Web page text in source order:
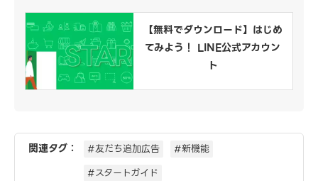
【無料でダウンロード】はじめ
てみよう！ LINE公式アカウン
ト
関連タグ： #友だち追加広告
#新機能
#スタートガイド